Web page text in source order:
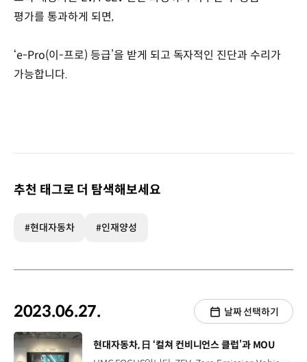
평가를 통과하게 되면,
‘e-Pro(이-프로) 등급’을 받게 되고 독자적인 진단과 수리가
가능합니다.
추천 태그로 더 탐색해보세요
#현대자동차 #인재양성
2023.06.27. 날짜 선택하기
[동영상]
현대자동차, 日 ‘컬쳐 컨비니언스 클럽’과 MOU